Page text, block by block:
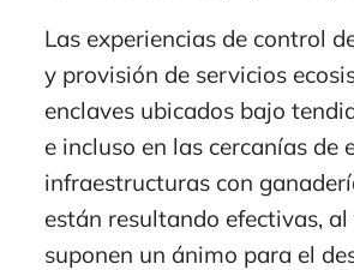
Las experiencias de control
y provisión de servicios
enclaves ubicados bajo
e incluso en las cercanías de
infraestructuras con
están resultando efectivas,
suponen un ánimo para el